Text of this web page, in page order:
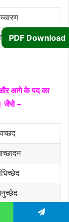
आगे के पद का
जैसे –
PDF Download